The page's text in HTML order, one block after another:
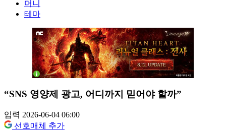
머니
테마
“SNS 영양제 광고, 어디까지 믿어야 할까”
입력 2026-06-04 06:00
선호매체 추가